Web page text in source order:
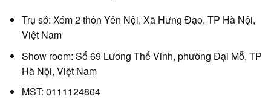
Trụ sở: Xóm 2 thôn Yên Nội, Xã Hưng Đạo, TP Hà Nội,
Việt Nam
Show room: Số 69 Lương Thế Vinh, phường Đại Mỗ, TP
Hà Nội, Việt Nam
MST: 0111124804